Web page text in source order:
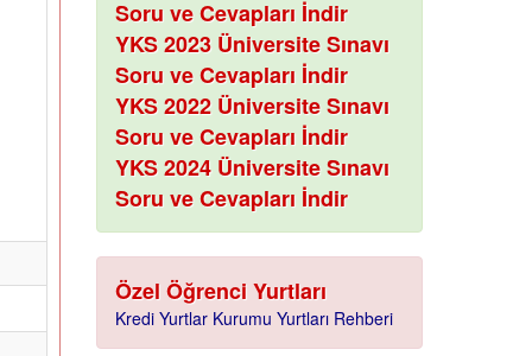
Soru ve Cevapları İndir
YKS 2023 Üniversite Sınavı
Soru ve Cevapları İndir
YKS 2022 Üniversite Sınavı
Soru ve Cevapları İndir
YKS 2024 Üniversite Sınavı
Soru ve Cevapları İndir
Özel Öğrenci Yurtları
Kredi Yurtlar Kurumu Yurtları Rehberi